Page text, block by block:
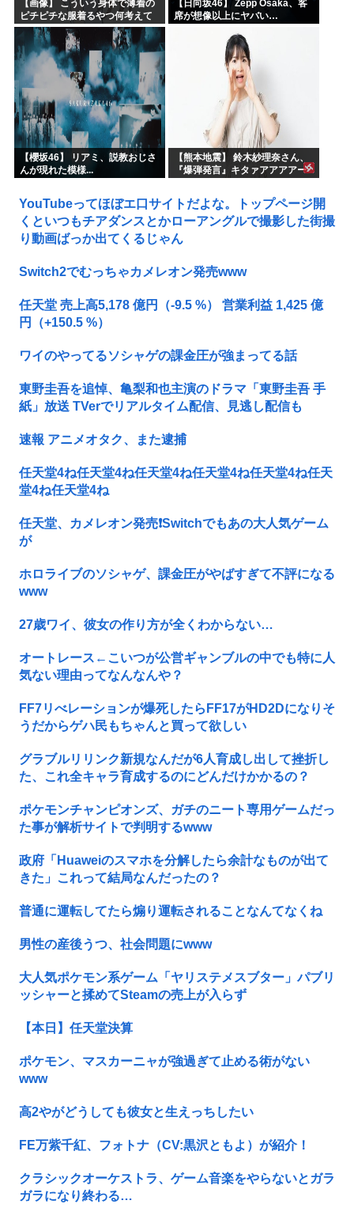
【画像】 こういう身体で薄着の
ピチピチな服着るやつ何考えて
るんだよ
【日向坂46】 Zepp Osaka、客
席が想像以上にヤバい…
【櫻坂46】 リアミ、説教おじさ
んが現れた模様...
【熊本地震】 鈴木紗理奈さん、
『爆弾発言』キタァアアアアー
YouTubeってほぼエ口サイトだよな。トップページ開
くといつもチアダンスとかローアングルで撮影した街撮
り動画ばっか出てくるじゃん
Switch2でむっちゃカメレオン発売www
任天堂 売上高5,178 億円（-9.5 %） 営業利益 1,425 億
円（+150.5 %）
ワイのやってるソシャゲの課金圧が強まってる話
東野圭吾を追悼、亀梨和也主演のドラマ「東野圭吾 手
紙」放送 TVerでリアルタイム配信、見逃し配信も
速報 アニメオタク、また逮捕
任天堂4ね任天堂4ね任天堂4ね任天堂4ね任天堂4ね任天
堂4ね任天堂4ね
任天堂、カメレオン発売❗Switchでもあの大人気ゲーム
が
ホロライブのソシャゲ、課金圧がやばすぎて不評になる
www
27歳ワイ、彼女の作り方が全くわからない…
オートレース←こいつが公営ギャンブルの中でも特に人
気ない理由ってなんなんや？
FF7リべレーションが爆死したらFF17がHD2Dになりそ
うだからゲハ民もちゃんと買って欲しい
グラブルリリンク新規なんだが6人育成し出して挫折し
た、これ全キャラ育成するのにどんだけかかるの？
ポケモンチャンピオンズ、ガチのニート専用ゲームだっ
た事が解析サイトで判明するwww
政府「Huaweiのスマホを分解したら余計なものが出て
きた」これって結局なんだったの？
普通に運転してたら煽り運転されることなんてなくね
男性の産後うつ、社会問題にwww
大人気ポケモン系ゲーム「ヤリステメスブター」パブリ
ッシャーと揉めてSteamの売上が入らず
【本日】任天堂決算
ポケモン、マスカーニャが強過ぎて止める術がない
www
高2やがどうしても彼女と生えっちしたい
FE万紫千紅、フォトナ（CV:黒沢ともよ）が紹介！
クラシックオーケストラ、ゲーム音楽をやらないとガラ
ガラになり終わる…